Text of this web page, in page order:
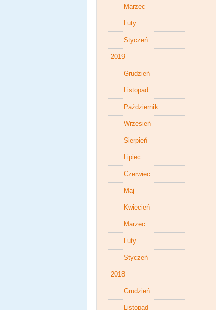
Marzec
Luty
Styczeń
2019
Grudzień
Listopad
Październik
Wrzesień
Sierpień
Lipiec
Czerwiec
Maj
Kwiecień
Marzec
Luty
Styczeń
2018
Grudzień
Listopad